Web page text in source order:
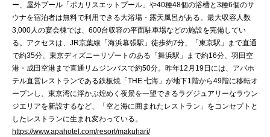
ー、屋外プール「ポカリスエットプール」や40種48個の浴槽と3種6個のサ
ウナを宿泊者は無料で利用できる大浴場・露天風呂がある。最大収容人数
3,000人の宴会棟では、600台収容の平面駐車場などの施設を完備してい
る。アクセスは、JR京葉線「海浜幕張駅」徒歩約7分、「東京駅」まで直通
で約35分、東京ディズニーリゾートのある「舞浜駅」まで約16分、羽田空
港・成田空港まで直通リムジンバスで約50分。昨年12月19日には、アパホ
テル直営レストランである鉄板焼「THE 七海」が地下1階から49階に移転オ
ープンし、東京湾に浮かぶ煌めく夜景を一望できるラグジュアリーなラウン
ジエリアを新設するなど、「空と海に囲まれたレストラン」をコンセプトと
したレストランに生まれ変わっている。
https://www.apahotel.com/resort/makuhari/